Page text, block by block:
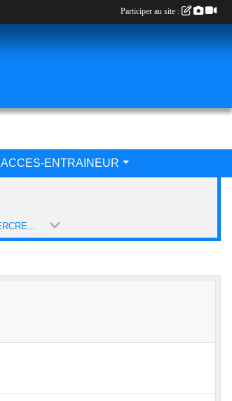
ACCES-ENTRAINEUR
EQUIPE 4 (COURS DE MERCREDI 15H30-17H00) (SAISON 2024-2025)
Participer au site :